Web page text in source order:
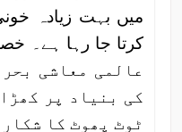
میں بہت زیادہ
عالمی معاشی
کی بنیاد پر
ٹوٹ پھوٹ کا